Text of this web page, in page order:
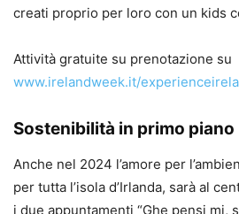
creati proprio per loro con un kids
Attività gratuite su prenotazione su
www.irelandweek.it/
Sostenibilità in primo piano
Anche nel 2024 l’amore per
per tutta l’isola d’Irlanda, sarà al
i due appuntamenti “Ghe pensi mi,